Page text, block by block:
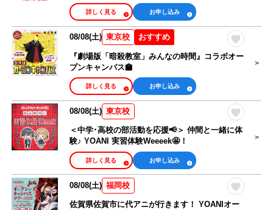
お申し込み
詳しく見る
おすすめ
08/08(土) 東京校
『劇場版「暗殺教室」みんなの時間』コラボオー
プンキャンパス🏫
お申し込み
詳しく見る
08/08(土) 東京校
＜中学･高校の部活動を応援📢＞ 仲間と一緒に体
験♪ YOANI 実習体験Weeeek🤩！
お申し込み
詳しく見る
08/08(土) 福岡校
佐賀県佐賀市に代アニが行きます！ YOANIオー